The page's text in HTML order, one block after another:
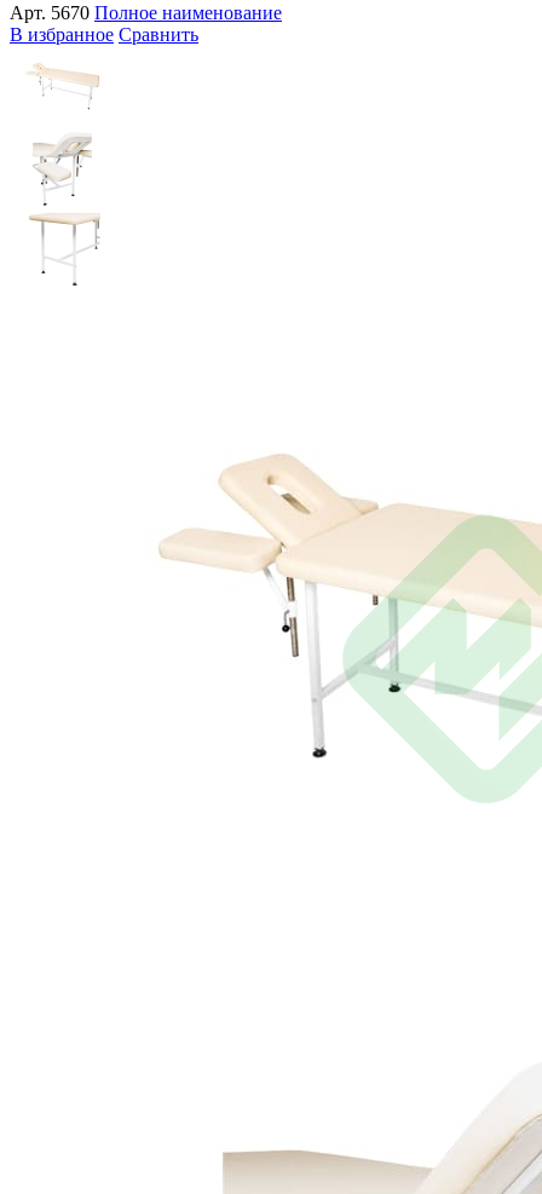
Арт. 5670 Полное наименование
В избранное Сравнить